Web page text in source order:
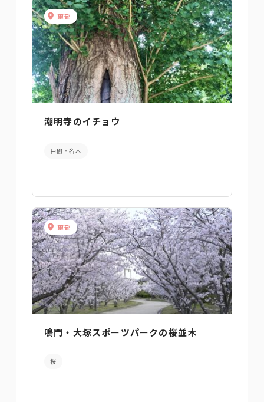
東部
潮明寺のイチョウ
巨樹・名木
東部
鳴門・大塚スポーツパークの桜並木
桜